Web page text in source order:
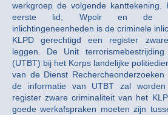
werkgroep de volgende kanttekening.
eerste lid, Wpolr en de
inlichtingeneenheden is de criminele
KLPD gerechtigd een register
leggen. De Unit
(UTBT) bij het Korps landelijke
van de Dienst
de informatie van UTBT zal
register zware criminaliteit van het
goede werkafspraken moeten zijn